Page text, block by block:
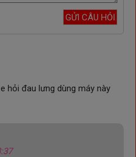
hỏi đau lưng dùng máy này